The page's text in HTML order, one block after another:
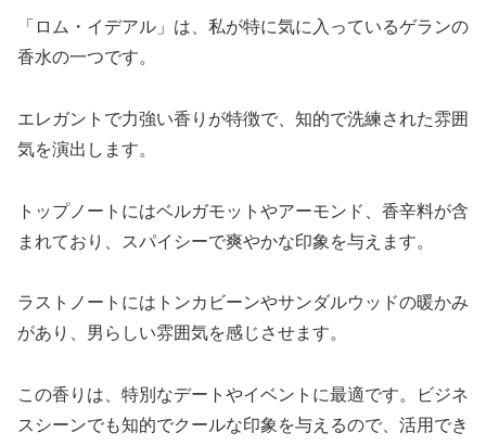
「ロム・イデアル」は、私が特に気に入っているゲランの
香水の一つです。
エレガントで力強い香りが特徴で、知的で洗練された雰囲
気を演出します。
トップノートにはベルガモットやアーモンド、香辛料が含
まれており、スパイシーで爽やかな印象を与えます。
ラストノートにはトンカビーンやサンダルウッドの暖かみ
があり、男らしい雰囲気を感じさせます。
この香りは、特別なデートやイベントに最適です。ビジネ
スシーンでも知的でクールな印象を与えるので、活用でき